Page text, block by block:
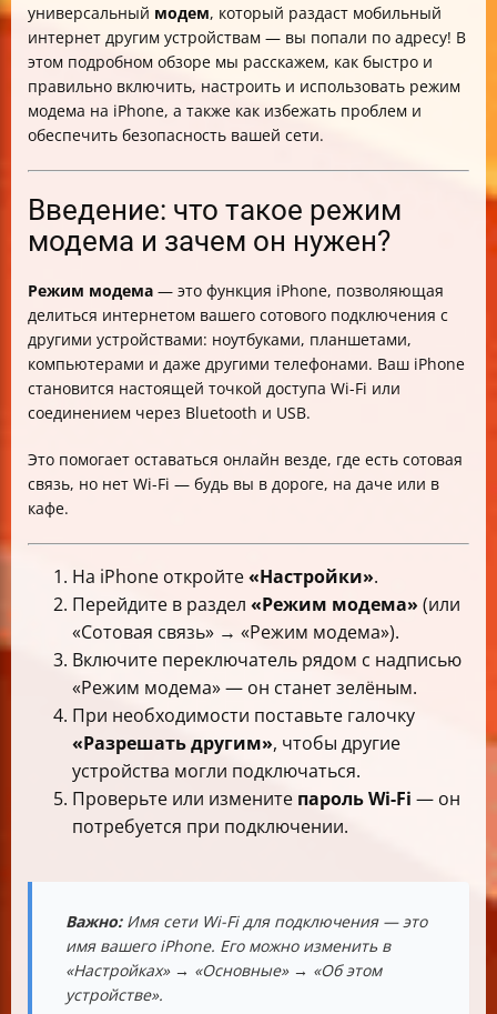
универсальный модем, который раздаст мобильный
интернет другим устройствам — вы попали по адресу! В
этом подробном обзоре мы расскажем, как быстро и
правильно включить, настроить и использовать режим
модема на iPhone, а также как избежать проблем и
обеспечить безопасность вашей сети.
Введение: что такое режим
модема и зачем он нужен?
Режим модема — это функция iPhone, позволяющая
делиться интернетом вашего сотового подключения с
другими устройствами: ноутбуками, планшетами,
компьютерами и даже другими телефонами. Ваш iPhone
становится настоящей точкой доступа Wi-Fi или
соединением через Bluetooth и USB.
Это помогает оставаться онлайн везде, где есть сотовая
связь, но нет Wi-Fi — будь вы в дороге, на даче или в
кафе.
На iPhone откройте«Настройки».
Перейдите в раздел «Режим модема» (или
«Сотовая связь» → «Режим модема»).
Включите переключатель рядом с надписью
«Режим модема» — он станет зелёным.
При необходимости поставьте галочку
«Разрешать другим», чтобы другие
устройства могли подключаться.
Проверьте или измените пароль Wi-Fi — он
потребуется при подключении.
Важно:Имя сети Wi-Fi для подключения — это
имя вашего iPhone. Его можно изменить в
«Настройках» → «Основные» → «Об этом
устройстве».